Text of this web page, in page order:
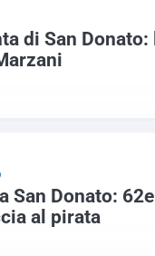
di San
San Donato:
al pirata